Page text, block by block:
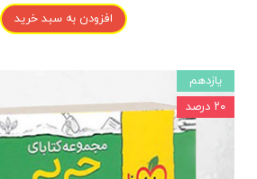
افزودن به سبد خرید
یازدهم
۲۰ درصد